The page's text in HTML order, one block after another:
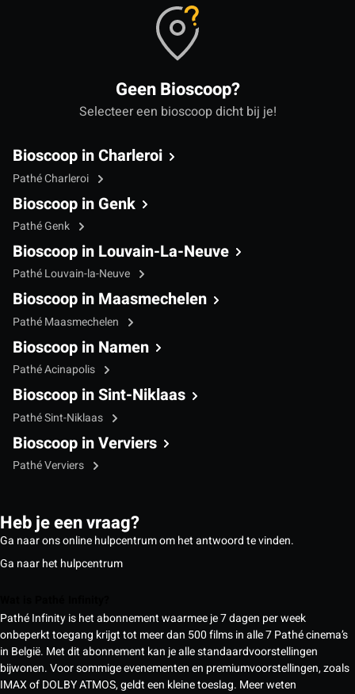
Geen Bioscoop?
Selecteer een bioscoop dicht bij je!
Bioscoop in Charleroi
Pathé Charleroi
Bioscoop in Genk
Pathé Genk
Bioscoop in Louvain-La-Neuve
Pathé Louvain-la-Neuve
Bioscoop in Maasmechelen
Pathé Maasmechelen
Bioscoop in Namen
Pathé Acinapolis
Bioscoop in Sint-Niklaas
Pathé Sint-Niklaas
Bioscoop in Verviers
Pathé Verviers
Heb je een vraag?
Ga naar ons online hulpcentrum om het antwoord te vinden.
Ga naar het hulpcentrum
Pathé Infinity is het abonnement waarmee je 7 dagen per week
onbeperkt toegang krijgt tot meer dan 500 films in alle 7 Pathé cinema’s
in België. Met dit abonnement kan je alle standaardvoorstellingen
bijwonen. Voor sommige evenementen en premiumvoorstellingen, zoals
IMAX of DOLBY ATMOS, geldt een kleine toeslag. Meer weten